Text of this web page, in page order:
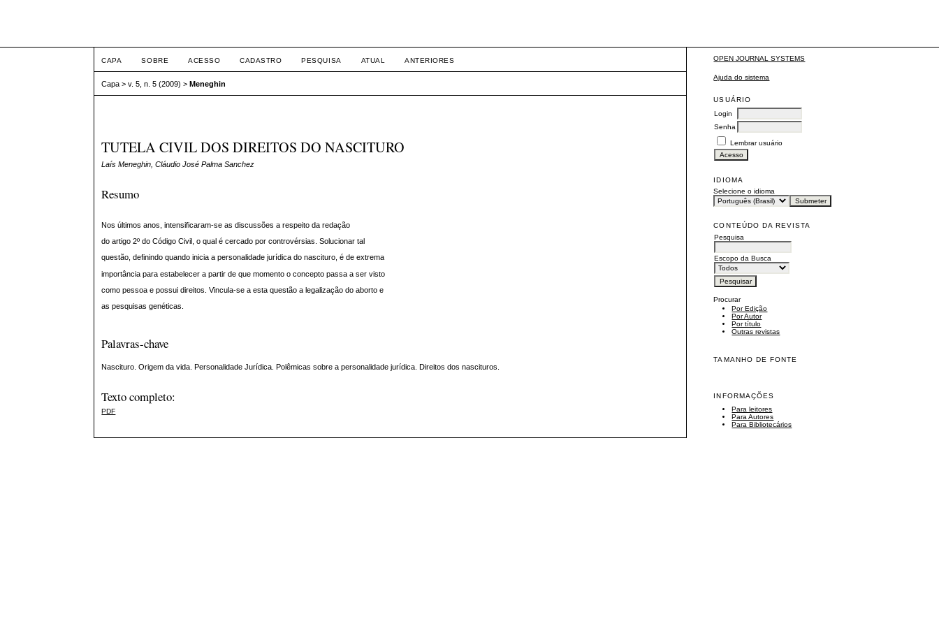
OPEN JOURNAL SYSTEMS
Ajuda do sistema
USUÁRIO
Login
Senha
Lembrar usuário
IDIOMA
Selecione o idioma
CONTEÚDO DA REVISTA
Pesquisa
Escopo da Busca
Procurar
Por Edição
Por Autor
Por título
Outras revistas
TAMANHO DE FONTE
INFORMAÇÕES
Para leitores
Para Autores
Para Bibliotecários
CAPA SOBRE ACESSO CADASTRO PESQUISA ATUAL ANTERIORES
Capa >v. 5, n. 5 (2009) >Meneghin
TUTELA CIVIL DOS DIREITOS DO NASCITURO
Laís Meneghin, Cláudio José Palma Sanchez
Resumo
Nos últimos anos, intensificaram-se as discussões a respeito da redação
do artigo 2º do Código Civil, o qual é cercado por controvérsias. Solucionar tal
questão, definindo quando inicia a personalidade jurídica do nascituro, é de extrema
importância para estabelecer a partir de que momento o concepto passa a ser visto
como pessoa e possui direitos. Vincula-se a esta questão a legalização do aborto e
as pesquisas genéticas.
Palavras-chave
Nascituro. Origem da vida. Personalidade Jurídica. Polêmicas sobre a personalidade jurídica. Direitos dos nascituros.
Texto completo:
PDF